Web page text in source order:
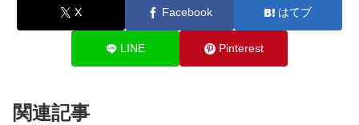
X Facebook はてブ
LINE Pinterest
関連記事